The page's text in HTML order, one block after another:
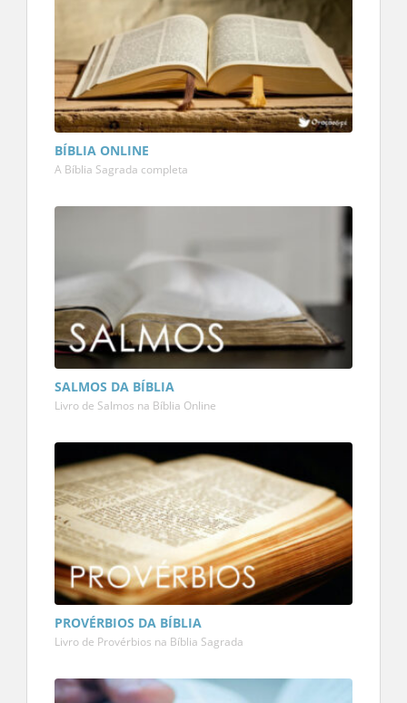
BÍBLIA ONLINE
A Bíblia Sagrada completa
SALMOS DA BÍBLIA
Livro de Salmos na Bíblia Online
PROVÉRBIOS DA BÍBLIA
Livro de Provérbios na Bíblia Sagrada